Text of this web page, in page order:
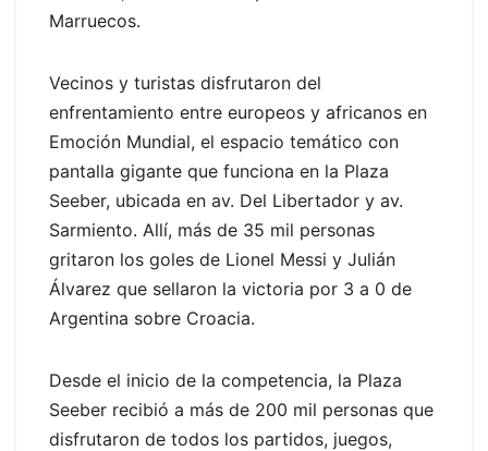
Marruecos.
Vecinos y turistas disfrutaron del
enfrentamiento entre europeos y africanos en
Emoción Mundial, el espacio temático con
pantalla gigante que funciona en la Plaza
Seeber, ubicada en av. Del Libertador y av.
Sarmiento. Allí, más de 35 mil personas
gritaron los goles de Lionel Messi y Julián
Álvarez que sellaron la victoria por 3 a 0 de
Argentina sobre Croacia.
Desde el inicio de la competencia, la Plaza
Seeber recibió a más de 200 mil personas que
disfrutaron de todos los partidos, juegos,